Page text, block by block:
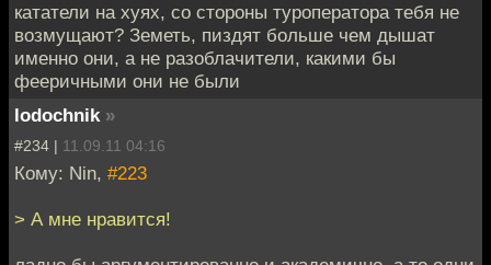
кататели на хуях, со стороны туроператора тебя не
возмущают? Земеть, пиздят больше чем дышат
именно они, а не разоблачители, какими бы
фееричными они не были
lodochnik »
#234 | 11.09.11 04:16
Кому: Nin, #223
> А мне нравится!